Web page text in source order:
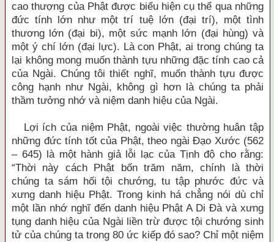
cao thượng của Phật được biểu hiện cụ thể qua những
đức tính lớn như một trí tuệ lớn (đại trí), một tình
thương lớn (đại bi), một sức mạnh lớn (đại hùng) và
một ý chí lớn (đại lực). Là con Phật, ai trong chúng ta
lại không mong muốn thành tựu những đặc tính cao cả
của Ngài. Chúng tôi thiết nghĩ, muốn thành tựu được
công hạnh như Ngài, không gì hơn là chúng ta phải
thầm tưởng nhớ và niệm danh hiệu của Ngài.
Lợi ích của niệm Phật, ngoài việc thường huân tập
những đức tính tốt của Phật, theo ngài Đạo Xước (562
– 645) là một hành giả lỗi lạc của Tịnh độ cho rằng:
“Thời này cách Phật bốn trăm năm, chính là thời
chúng ta sám hối tội chướng, tu tập phước đức và
xưng danh hiệu Phật. Trong kinh há chẳng nói dù chỉ
một lần nhớ nghĩ đến danh hiệu Phật A Di Đà và xưng
tụng danh hiệu của Ngài liền trừ được tội chướng sinh
tử của chúng ta trong 80 ức kiếp đó sao? Chỉ một niệm